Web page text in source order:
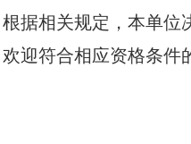
据相关规定，本单位
迎符合相应资格条件